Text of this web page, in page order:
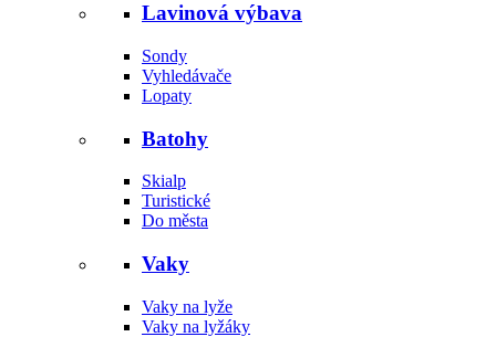
Lavinová výbava
Sondy
Vyhledávače
Lopaty
Batohy
Skialp
Turistické
Do města
Vaky
Vaky na lyže
Vaky na lyžáky